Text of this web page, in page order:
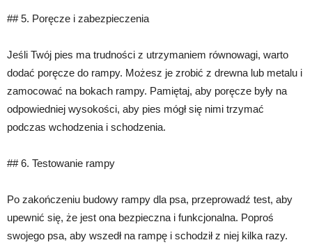
## 5. Poręcze i zabezpieczenia
Jeśli Twój pies ma trudności z utrzymaniem równowagi, warto
dodać poręcze do rampy. Możesz je zrobić z drewna lub metalu i
zamocować na bokach rampy. Pamiętaj, aby poręcze były na
odpowiedniej wysokości, aby pies mógł się nimi trzymać
podczas wchodzenia i schodzenia.
## 6. Testowanie rampy
Po zakończeniu budowy rampy dla psa, przeprowadź test, aby
upewnić się, że jest ona bezpieczna i funkcjonalna. Poproś
swojego psa, aby wszedł na rampę i schodził z niej kilka razy.